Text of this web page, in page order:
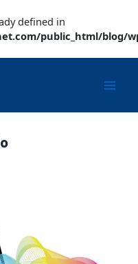
defined in
public_html/blog/